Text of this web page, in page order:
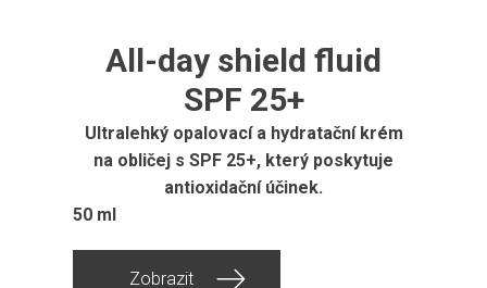
All-day shield fluid
SPF 25+
Ultralehký opalovací a hydratační krém
na obličej s SPF 25+, který poskytuje
antioxidační účinek.
50 ml
Zobrazit